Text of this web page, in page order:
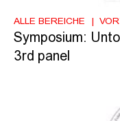
ALLE BEREICHE
Symposium:
3rd panel